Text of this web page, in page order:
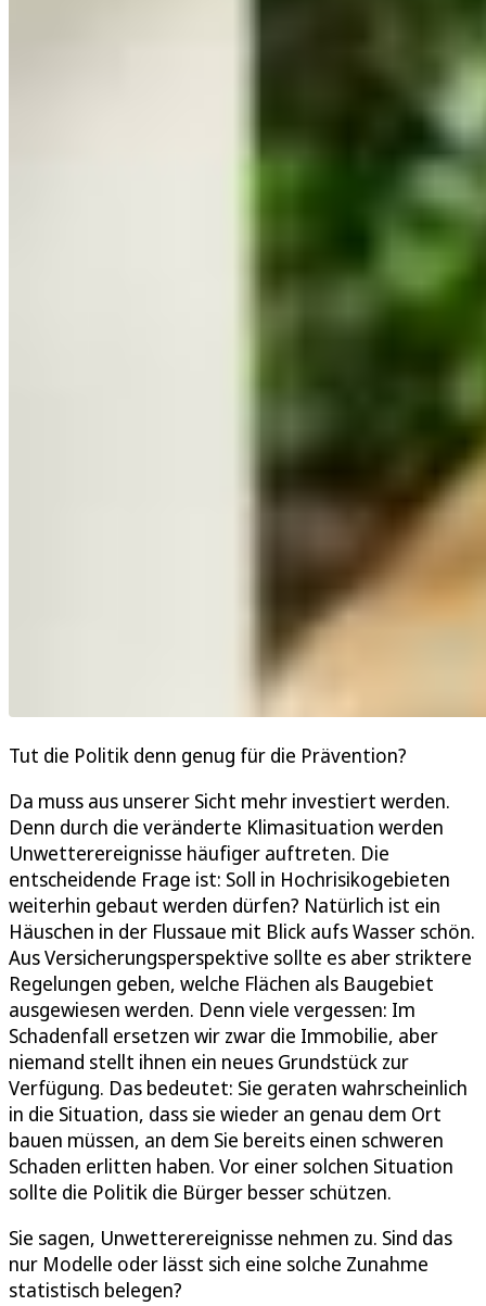
Tut die Politik denn genug für die Prävention?
Da muss aus unserer Sicht mehr investiert werden.
Denn durch die veränderte Klimasituation werden
Unwetterereignisse häufiger auftreten. Die
entscheidende Frage ist: Soll in Hochrisikogebieten
weiterhin gebaut werden dürfen? Natürlich ist ein
Häuschen in der Flussaue mit Blick aufs Wasser schön.
Aus Versicherungsperspektive sollte es aber striktere
Regelungen geben, welche Flächen als Baugebiet
ausgewiesen werden. Denn viele vergessen: Im
Schadenfall ersetzen wir zwar die Immobilie, aber
niemand stellt ihnen ein neues Grundstück zur
Verfügung. Das bedeutet: Sie geraten wahrscheinlich
in die Situation, dass sie wieder an genau dem Ort
bauen müssen, an dem Sie bereits einen schweren
Schaden erlitten haben. Vor einer solchen Situation
sollte die Politik die Bürger besser schützen.
Sie sagen, Unwetterereignisse nehmen zu. Sind das
nur Modelle oder lässt sich eine solche Zunahme
statistisch belegen?